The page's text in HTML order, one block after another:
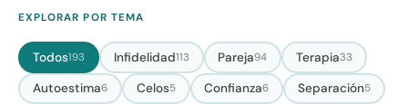
EXPLORAR POR TEMA
Todos193 Infidelidad113 Pareja94 Terapia33
Autoestima6 Celos5 Confianza6 Separación5